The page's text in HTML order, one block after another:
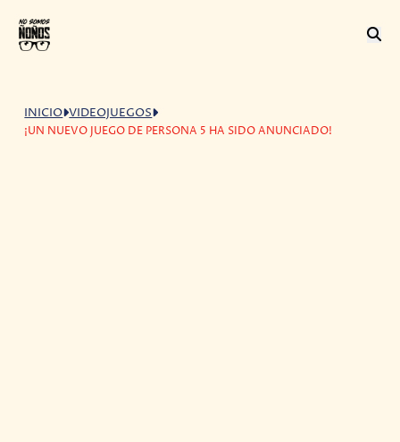
INICIO VIDEOJUEGOS
¡UN NUEVO JUEGO DE PERSONA 5 HA SIDO ANUNCIADO!